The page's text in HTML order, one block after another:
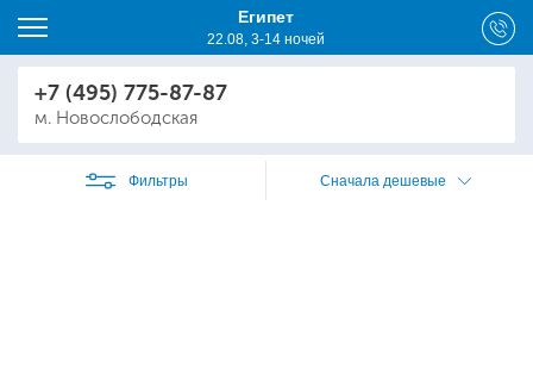
Египет
22.08, 3-14 ночей
+7 (495) 775-87-87
м. Новослободская
Фильтры Сначала дешевые